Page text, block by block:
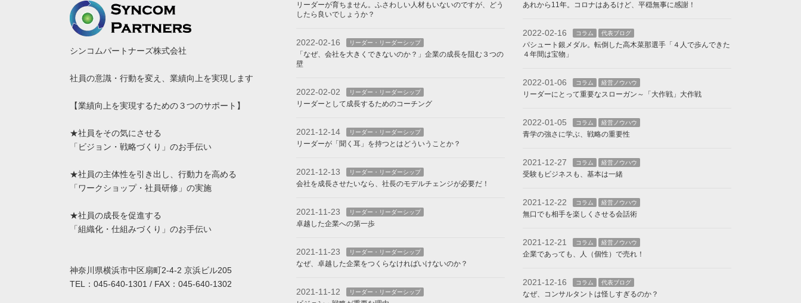
シンコムパートナーズ株式会社
社員の意識・行動を変え、業績向上を実現します
【業績向上を実現するための３つのサポート】
★社員をその気にさせる
「ビジョン・戦略づくり」のお手伝い
★社員の主体性を引き出し、行動力を高める
「ワークショップ・社員研修」の実施
★社員の成長を促進する
「組織化・仕組みづくり」のお手伝い
神奈川県横浜市中区扇町2-4-2 京浜ビル205
TEL：045-640-1301 / FAX：045-640-1302
リーダーが育ちません。ふさわしい人材もいないのですが、どう
したら良いでしょうか？
2022-02-16 リーダー・リーダーシップ
「なぜ、会社を大きくできないのか？」企業の成長を阻む３つの
壁
2022-02-02 リーダー・リーダーシップ
リーダーとして成長するためのコーチング
2021-12-14 リーダー・リーダーシップ
リーダーが「聞く耳」を持つとはどういうことか？
2021-12-13 リーダー・リーダーシップ
会社を成長させたいなら、社長のモデルチェンジが必要だ！
2021-11-23 リーダー・リーダーシップ
卓越した企業への第一歩
2021-11-23 リーダー・リーダーシップ
なぜ、卓越した企業をつくらなければいけないのか？
2021-11-12 リーダー・リーダーシップ
あれから11年。コロナはあるけど、平穏無事に感謝！
2022-02-16 コラム 代表ブログ
パシュート銀メダル。転倒した高木菜那選手「４人で歩んできた
４年間は宝物」
2022-01-06 コラム 経営ノウハウ
リーダーにとって重要なスローガン～「大作戦」大作戦
2022-01-05 コラム 経営ノウハウ
青学の強さに学ぶ、戦略の重要性
2021-12-27 コラム 経営ノウハウ
受験もビジネスも、基本は一緒
2021-12-22 コラム 経営ノウハウ
無口でも相手を楽しくさせる会話術
2021-12-21 コラム 経営ノウハウ
企業であっても、人（個性）で売れ！
2021-12-16 コラム 代表ブログ
なぜ、コンサルタントは怪しすぎるのか？